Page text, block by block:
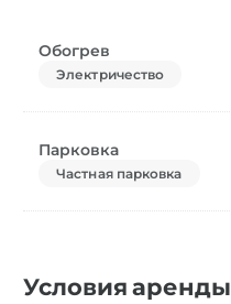
Обогрев
Электричество
Парковка
Частная парковка
Условия аренды